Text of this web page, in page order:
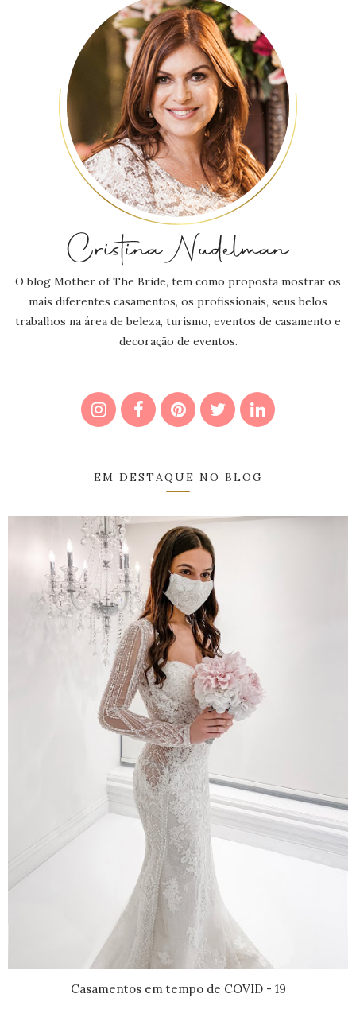
O blog Mother of The Bride, tem como proposta mostrar os
mais diferentes casamentos, os profissionais, seus belos
trabalhos na área de beleza, turismo, eventos de casamento e
decoração de eventos.
EM DESTAQUE NO BLOG
Casamentos em tempo de COVID - 19